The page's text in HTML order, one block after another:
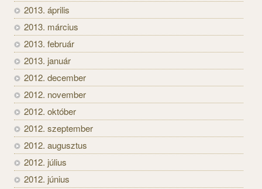
2013. április
2013. március
2013. február
2013. január
2012. december
2012. november
2012. október
2012. szeptember
2012. augusztus
2012. július
2012. június